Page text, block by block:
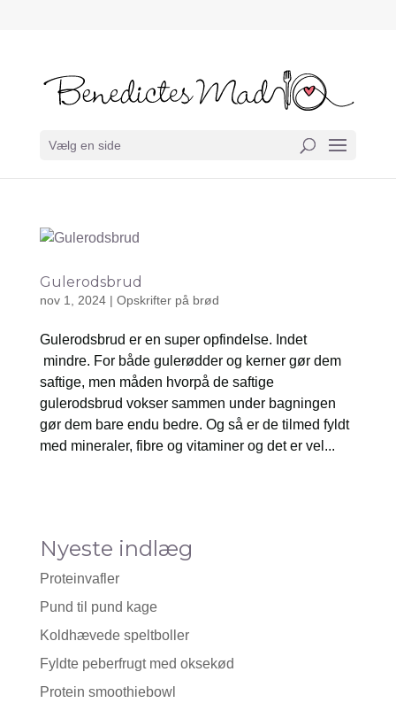
Vælg en side
Gulerodsbrud
nov 1, 2024| Opskrifter på brød
Gulerodsbrud er en super opfindelse. Indet
mindre. For både gulerødder og kerner gør dem
saftige, men måden hvorpå de saftige
gulerodsbrud vokser sammen under bagningen
gør dem bare endu bedre. Og så er de tilmed fyldt
med mineraler, fibre og vitaminer og det er vel...
Nyeste indlæg
Proteinvafler
Pund til pund kage
Koldhævede speltboller
Fyldte peberfrugt med oksekød
Protein smoothiebowl